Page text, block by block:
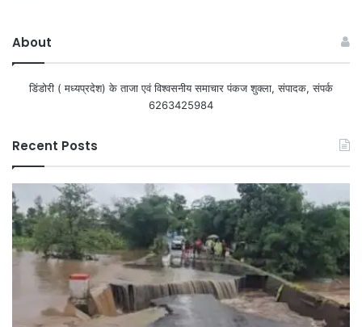
About
डिंडोरी ( मध्यप्रदेश) के ताजा एवं विश्वसनीय समाचार पंकज शुक्ला, संपादक, संपर्क
6263425984
Recent Posts